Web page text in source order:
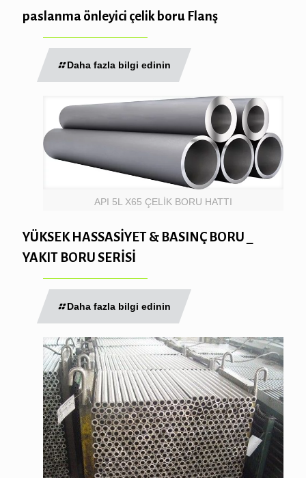
paslanma önleyici çelik boru Flanş
Daha fazla bilgi edinin
API 5L X65 ÇELİK BORU HATTI
YÜKSEK HASSASİYET & BASINÇ BORU _
YAKIT BORU SERİSİ
Daha fazla bilgi edinin